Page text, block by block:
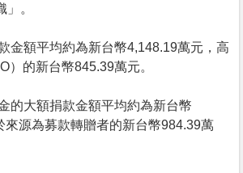
。
金額平均約為新台幣4,148.19萬元，高
）的新台幣845.39萬元。
的大額捐款金額平均約為新台幣
來源為募款轉贈者的新台幣984.39萬